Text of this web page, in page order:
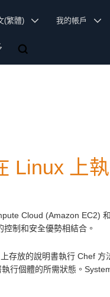
(繁體) 我的帳戶
Linux 上
Cloud (Amazon EC2)
制和安全優勢相結合。
存放的說明書執行 Chef 方
行個體的所需狀態。